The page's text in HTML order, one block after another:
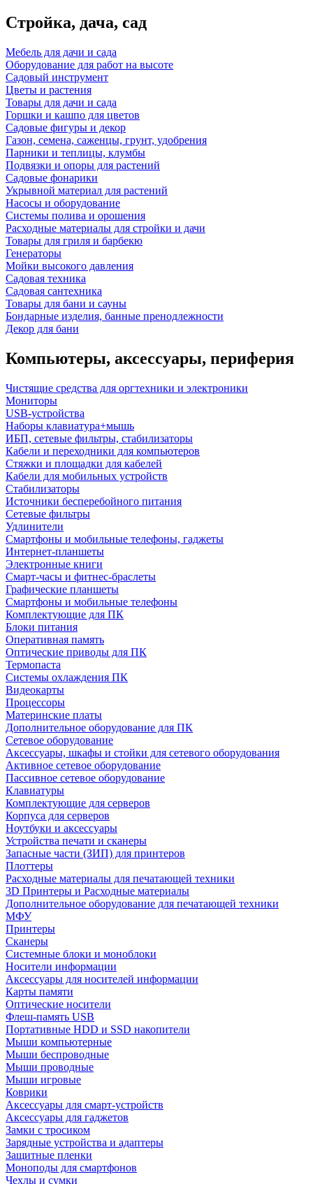
Стройка, дача, сад
Мебель для дачи и сада
Оборудование для работ на высоте
Садовый инструмент
Цветы и растения
Товары для дачи и сада
Горшки и кашпо для цветов
Садовые фигуры и декор
Газон, семена, саженцы, грунт, удобрения
Парники и теплицы, клумбы
Подвязки и опоры для растений
Садовые фонарики
Укрывной материал для растений
Насосы и оборудование
Системы полива и орошения
Расходные материалы для стройки и дачи
Товары для гриля и барбекю
Генераторы
Мойки высокого давления
Садовая техника
Садовая сантехника
Товары для бани и сауны
Бондарные изделия, банные пренодлежности
Декор для бани
Компьютеры, аксессуары, периферия
Чистящие средства для оргтехники и электроники
Мониторы
USB-устройства
Наборы клавиатура+мышь
ИБП, сетевые фильтры, стабилизаторы
Кабели и переходники для компьютеров
Стяжки и площадки для кабелей
Кабели для мобильных устройств
Стабилизаторы
Источники бесперебойного питания
Сетевые фильтры
Удлинители
Смартфоны и мобильные телефоны, гаджеты
Интернет-планшеты
Электронные книги
Смарт-часы и фитнес-браслеты
Графические планшеты
Смартфоны и мобильные телефоны
Комплектующие для ПК
Блоки питания
Оперативная память
Оптические приводы для ПК
Термопаста
Системы охлаждения ПК
Видеокарты
Процессоры
Материнские платы
Дополнительное оборудование для ПК
Сетевое оборудование
Аксессуары, шкафы и стойки для сетевого оборудования
Активное сетевое оборудование
Пассивное сетевое оборудование
Клавиатуры
Комплектующие для серверов
Корпуса для серверов
Ноутбуки и аксессуары
Устройства печати и сканеры
Запасные части (ЗИП) для принтеров
Плоттеры
Расходные материалы для печатающей техники
3D Принтеры и Расходные материалы
Дополнительное оборудование для печатающей техники
МФУ
Принтеры
Сканеры
Системные блоки и моноблоки
Носители информации
Аксессуары для носителей информации
Карты памяти
Оптические носители
Флеш-память USB
Портативные HDD и SSD накопители
Мыши компьютерные
Мыши беспроводные
Мыши проводные
Мыши игровые
Коврики
Аксессуары для смарт-устройств
Аксессуары для гаджетов
Замки с тросиком
Зарядные устройства и адаптеры
Защитные пленки
Моноподы для смартфонов
Чехлы и сумки